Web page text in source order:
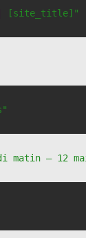
[site_title]"
matin – 12